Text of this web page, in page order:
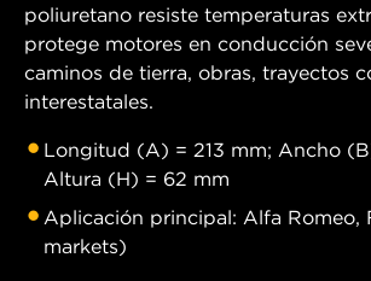
poliuretano resiste temperaturas
protege motores en conducción
caminos de tierra, obras, trayectos
interestatales.
Longitud (A) = 213 mm; Ancho
Altura (H) = 62 mm
Aplicación principal: Alfa Romeo,
markets)